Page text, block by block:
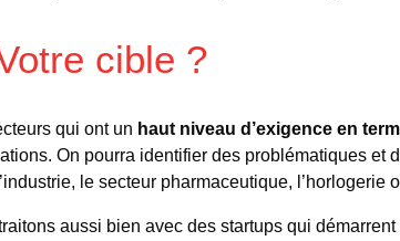
cible ?
qui ont un haut niveau d’exigence en
On pourra identifier des problématiques et
le secteur pharmaceutique, l’horlogerie
aussi bien avec des startups qui